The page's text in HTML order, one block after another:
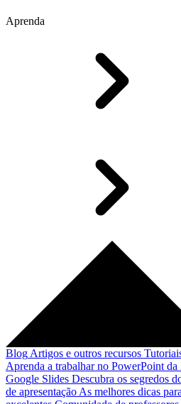
Aprenda
Blog Artigos e outros recursos
Aprenda a trabalhar no PowerPoint
Google Slides Descubra os segredos
de apresentação As melhores dicas